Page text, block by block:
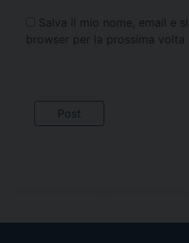
Salva il mio nome, email e
browser per la prossima volta